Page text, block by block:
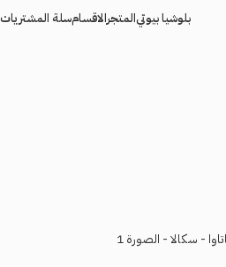
بلوشيا بيوتيالمتجرالاقسامسلة المشتريات